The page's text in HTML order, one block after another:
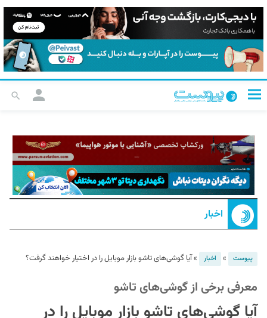
اخبار
پیوست » اخبار »آیا گوشی‌های تاشو بازار موبایل را در اختیار خواهند گرفت؟
معرفی برخی از گوشی‌های تاشو
آیا گوشی‌های تاشو بازار موبایل را در